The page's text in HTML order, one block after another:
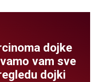
dojke
vam sve
dojki